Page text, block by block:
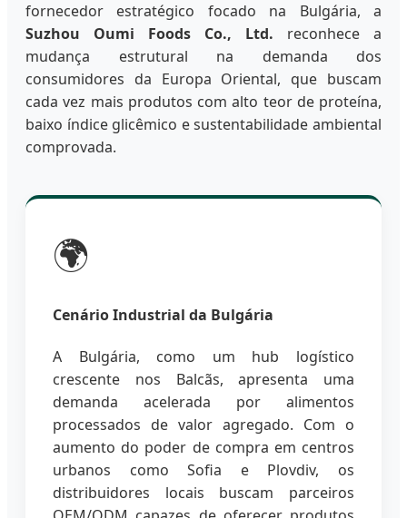
fornecedor estratégico focado na Bulgária, a
Suzhou Oumi Foods Co., Ltd. reconhece a
mudança estrutural na demanda dos
consumidores da Europa Oriental, que buscam
cada vez mais produtos com alto teor de proteína,
baixo índice glicêmico e sustentabilidade ambiental
comprovada.
🌍
Cenário Industrial da Bulgária
A Bulgária, como um hub logístico
crescente nos Balcãs, apresenta uma
demanda acelerada por alimentos
processados de valor agregado. Com o
aumento do poder de compra em centros
urbanos como Sofia e Plovdiv, os
distribuidores locais buscam parceiros